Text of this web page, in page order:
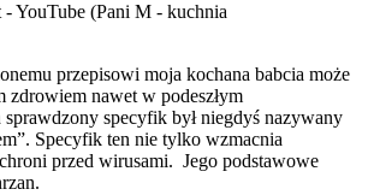
- YouTube (Pani M - kuchnia
przepisowi moja kochana babcia może
zdrowiem nawet w podeszłym
specyfik był niegdyś nazywany
Specyfik ten nie tylko wzmacnia
przed wirusami. Jego podstawowe